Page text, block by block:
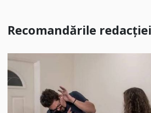
Recomandările redacției